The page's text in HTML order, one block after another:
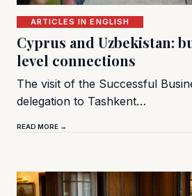
ARTICLES IN ENGLISH
Cyprus and Uzbekistan:
level connections
The visit of the Successful
delegation to Tashkent…
READ MORE →